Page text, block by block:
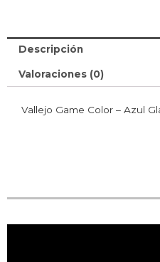
Descripción
Valoraciones (0)
Vallejo Game Color – Azul